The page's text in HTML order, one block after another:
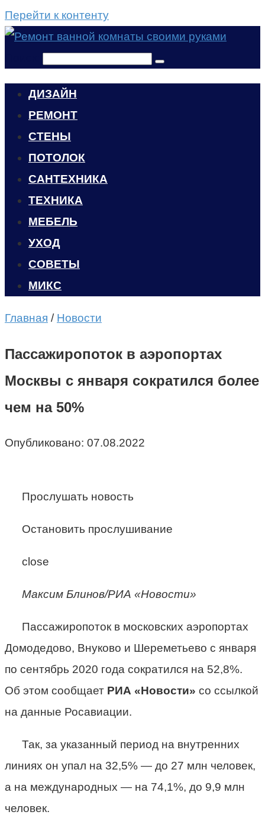
Перейти к контенту
ДИЗАЙН
РЕМОНТ
СТЕНЫ
ПОТОЛОК
САНТЕХНИКА
ТЕХНИКА
МЕБЕЛЬ
УХОД
CОВЕТЫ
МИКС
Главная / Новости
Пассажиропоток в аэропортах
Москвы с января сократился более
чем на 50%
Опубликовано: 07.08.2022
Прослушать новость
Остановить прослушивание
close
Максим Блинов/РИА «Новости»
Пассажиропоток в московских аэропортах
Домодедово, Внуково и Шереметьево с января
по сентябрь 2020 года сократился на 52,8%.
Об этом сообщает РИА «Новости» со ссылкой
на данные Росавиации.
Так, за указанный период на внутренних
линиях он упал на 32,5% — до 27 млн человек,
а на международных — на 74,1%, до 9,9 млн
человек.